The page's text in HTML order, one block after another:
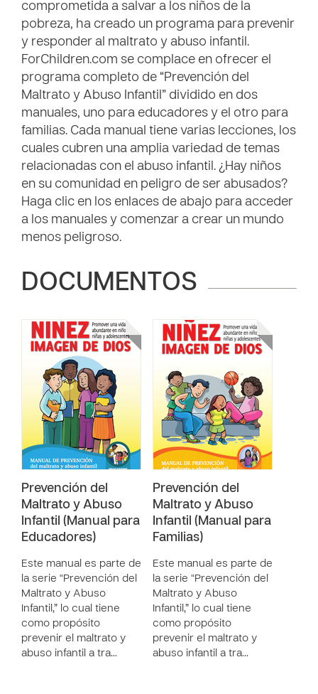
comprometida a salvar a los niños de la
pobreza, ha creado un programa para prevenir
y responder al maltrato y abuso infantil.
ForChildren.com se complace en ofrecer el
programa completo de “Prevención del
Maltrato y Abuso Infantil” dividido en dos
manuales, uno para educadores y el otro para
familias. Cada manual tiene varias lecciones, los
cuales cubren una amplia variedad de temas
relacionadas con el abuso infantil. ¿Hay niños
en su comunidad en peligro de ser abusados?
Haga clic en los enlaces de abajo para acceder
a los manuales y comenzar a crear un mundo
menos peligroso.
DOCUMENTOS
Prevención del
Maltrato y Abuso
Infantil (Manual para
Educadores)
Este manual es parte de
la serie “Prevención del
Maltrato y Abuso
Infantil,” lo cual tiene
como propósito
prevenir el maltrato y
abuso infantil a tra…
Prevención del
Maltrato y Abuso
Infantil (Manual para
Familias)
Este manual es parte de
la serie “Prevención del
Maltrato y Abuso
Infantil,” lo cual tiene
como propósito
prevenir el maltrato y
abuso infantil a tra…